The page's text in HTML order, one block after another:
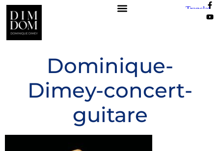
Dominique-
Dimey-concert-
guitare